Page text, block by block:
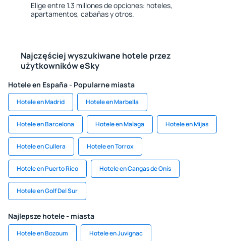
Elige entre 1.3 millones de opciones: hoteles,
apartamentos, cabañas y otros.
Najczęściej wyszukiwane hotele przez
użytkowników eSky
Hotele en España - Popularne miasta
Hotele en Madrid Hotele en Marbella
Hotele en Barcelona Hotele en Malaga Hotele en Mijas
Hotele en Cullera Hotele en Torrox
Hotele en Puerto Rico Hotele en Cangas de Onís
Hotele en Golf Del Sur
Najlepsze hotele - miasta
Hotele en Bozoum Hotele en Juvignac